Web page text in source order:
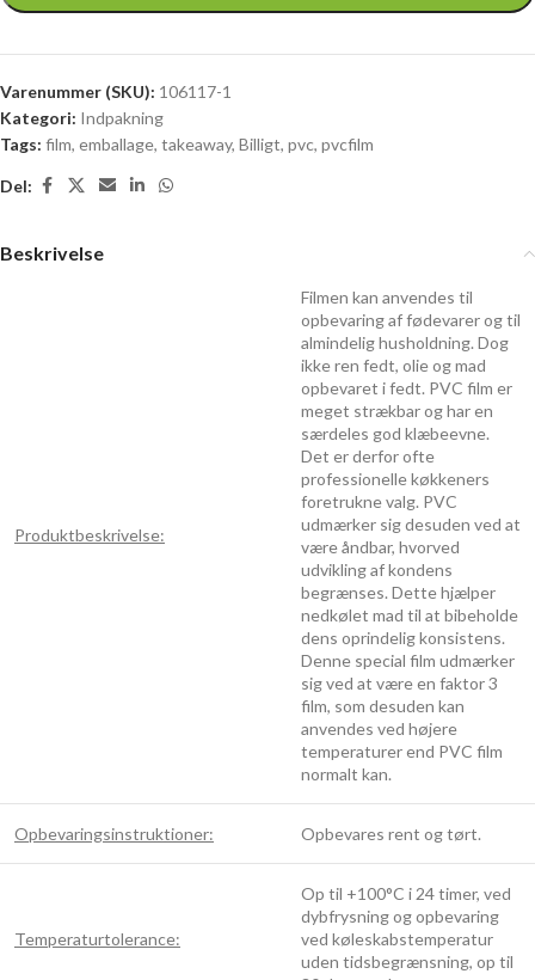
Varenummer (SKU): 106117-1
Kategori: Indpakning
Tags: film, emballage, takeaway, Billigt, pvc, pvcfilm
Del:
Beskrivelse
Produktbeskrivelse:
Filmen kan anvendes til
opbevaring af fødevarer og til
almindelig husholdning. Dog
ikke ren fedt, olie og mad
opbevaret i fedt. PVC film er
meget strækbar og har en
særdeles god klæbeevne.
Det er derfor ofte
professionelle køkkeners
foretrukne valg. PVC
udmærker sig desuden ved at
være åndbar, hvorved
udvikling af kondens
begrænses. Dette hjælper
nedkølet mad til at bibeholde
dens oprindelig konsistens.
Denne special film udmærker
sig ved at være en faktor 3
film, som desuden kan
anvendes ved højere
temperaturer end PVC film
normalt kan.
Opbevaringsinstruktioner: Opbevares rent og tørt.
Temperaturtolerance:
Op til +100°C i 24 timer, ved
dybfrysning og opbevaring
ved køleskabstemperatur
uden tidsbegrænsning, op til